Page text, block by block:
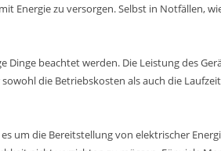
Energie zu versorgen. Selbst in Notfällen,
Dinge beachtet werden. Die Leistung des
die Betriebskosten als auch die
um die Bereitstellung von elektrischer